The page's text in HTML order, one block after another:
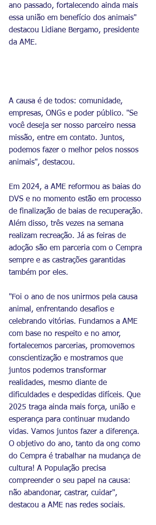
ano passado, fortalecendo ainda mais
essa união em benefício dos animais"
destacou Lidiane Bergamo, presidente
da AME.
A causa é de todos: comunidade,
empresas, ONGs e poder público. "Se
você deseja ser nosso parceiro nessa
missão, entre em contato. Juntos,
podemos fazer o melhor pelos nossos
animais", destacou.
Em 2024, a AME reformou as baias do
DVS e no momento estão em processo
de finalização de baias de recuperação.
Além disso, três vezes na semana
realizam recreação. Já as feiras de
adoção são em parceria com o Cempra
sempre e as castrações garantidas
também por eles.
"Foi o ano de nos unirmos pela causa
animal, enfrentando desafios e
celebrando vitórias. Fundamos a AME
com base no respeito e no amor,
fortalecemos parcerias, promovemos
conscientização e mostramos que
juntos podemos transformar
realidades, mesmo diante de
dificuldades e despedidas difíceis. Que
2025 traga ainda mais força, união e
esperança para continuar mudando
vidas. Vamos juntos fazer a diferença.
O objetivo do ano, tanto da ong como
do Cempra é trabalhar na mudança de
cultura! A População precisa
compreender o seu papel na causa:
não abandonar, castrar, cuidar",
destacou a AME nas redes sociais.